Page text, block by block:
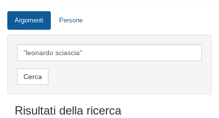
Argomenti Persone
Risultati della ricerca